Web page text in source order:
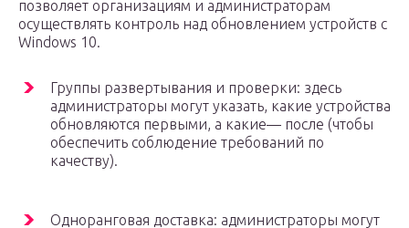
позволяет организациям и администраторам
осуществлять контроль над обновлением устройств с
Windows 10.
Группы развертывания и проверки: здесь
администраторы могут указать, какие устройства
обновляются первыми, а какие— после (чтобы
обеспечить соблюдение требований по
качеству).
Одноранговая доставка: администраторы могут